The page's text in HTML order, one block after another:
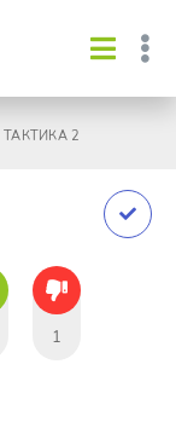
ТАКТИКА 2
1